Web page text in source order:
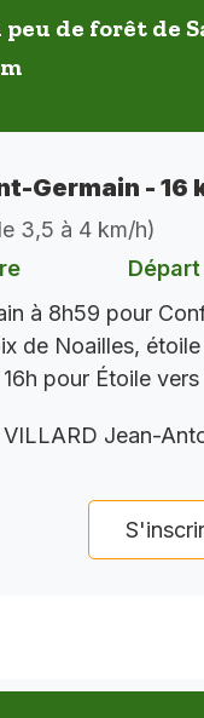
peu de forêt de
Germain - 16
3,5 à 4 km/h)
à 8h59 pour
de Noailles,
pour Étoile
Jean-